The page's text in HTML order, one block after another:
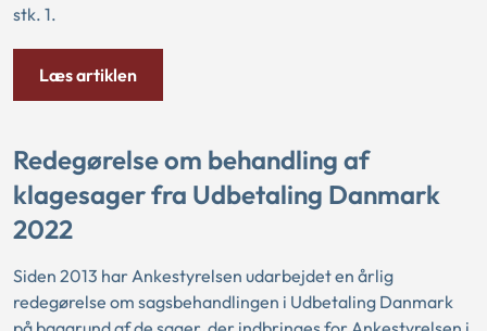
stk. 1.
Læs artiklen
Redegørelse om behandling af
klagesager fra Udbetaling Danmark
2022
Siden 2013 har Ankestyrelsen udarbejdet en årlig
redegørelse om sagsbehandlingen i Udbetaling Danmark